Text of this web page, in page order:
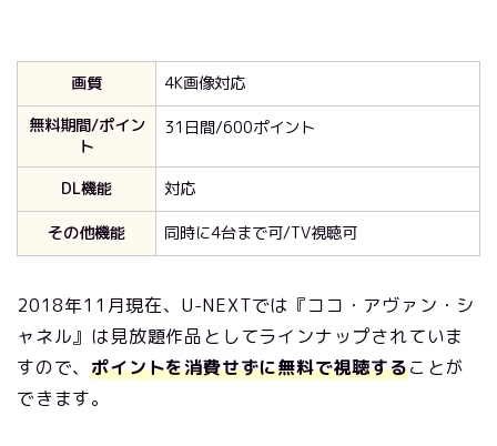
画質
4K画像対応
無料期間/ポイン
ト
31日間/600ポイント
DL機能
対応
その他機能
同時に4台まで可/TV視聴可
2018年11月現在、U-NEXTでは『ココ・アヴァン・シ
ャネル』は見放題作品としてラインナップされていま
すので、ポイントを消費せずに無料で視聴することが
できます。